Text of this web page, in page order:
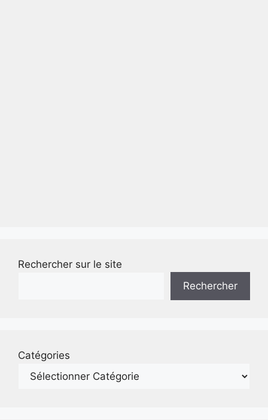
Rechercher sur le site
Rechercher
Catégories